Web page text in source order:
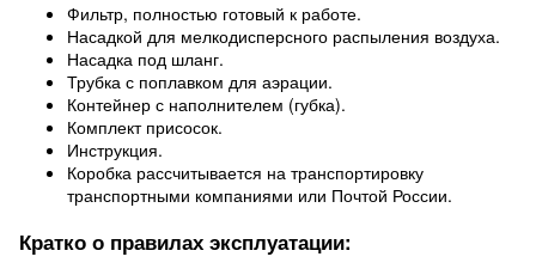
Фильтр, полностью готовый к работе.
Насадкой для мелкодисперсного распыления воздуха.
Насадка под шланг.
Трубка с поплавком для аэрации.
Контейнер с наполнителем (губка).
Комплект присосок.
Инструкция.
Коробка рассчитывается на транспортировку
транспортными компаниями или Почтой России.
Кратко о правилах эксплуатации: